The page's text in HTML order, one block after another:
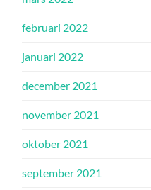
februari 2022
januari 2022
december 2021
november 2021
oktober 2021
september 2021